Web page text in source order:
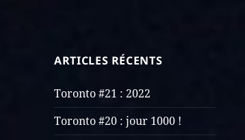
ARTICLES RÉCENTS
Toronto #21 : 2022
Toronto #20 : jour 1000 !